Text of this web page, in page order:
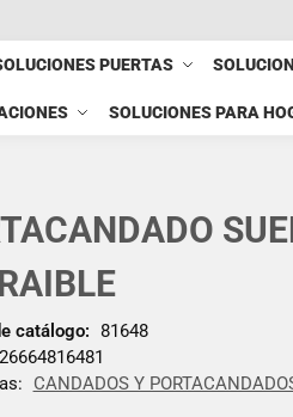
PUERTAS
SOLUCIONES PARA
catálogo: 81648
CANDADOS Y